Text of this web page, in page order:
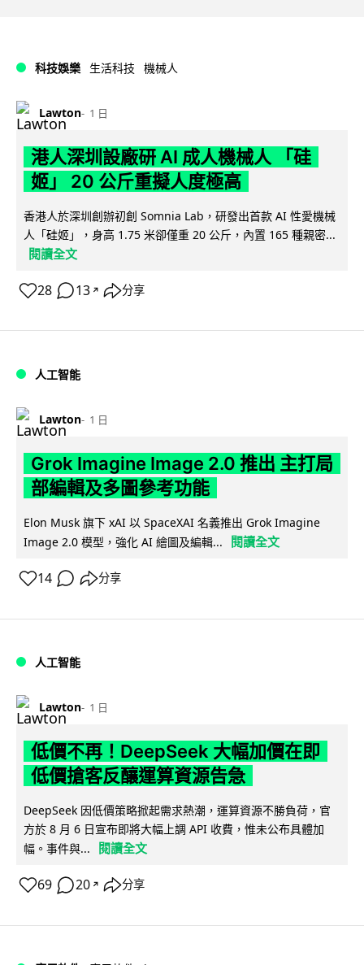
科技娛樂 生活科技 機械人
Lawton 1 日
港人深圳設廠研 AI 成人機械人 「硅
姬」 20 公斤重擬人度極高
香港人於深圳創辦初創 Somnia Lab，研發出首款 AI 性愛機械
人「硅姬」，身高 1.75 米卻僅重 20 公斤，內置 165 種親密...
閱讀全文
28 13 ↗ 分享
人工智能
Lawton 1 日
Grok Imagine Image 2.0 推出 主打局
部編輯及多圖參考功能
Elon Musk 旗下 xAI 以 SpaceXAI 名義推出 Grok Imagine
Image 2.0 模型，強化 AI 繪圖及編輯...
閱讀全文
14 分享
人工智能
Lawton 1 日
低價不再！DeepSeek 大幅加價在即
低價搶客反釀運算資源告急
DeepSeek 因低價策略掀起需求熱潮，運算資源不勝負荷，官
方於 8 月 6 日宣布即將大幅上調 API 收費，惟未公布具體加
幅。事件與...
閱讀全文
69 20 ↗ 分享